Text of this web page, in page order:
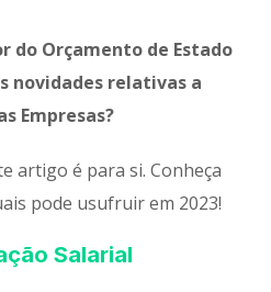
do Orçamento de Estado
novidades relativas a
Empresas?
artigo é para si. Conheça
pode usufruir em 2023!
Salarial